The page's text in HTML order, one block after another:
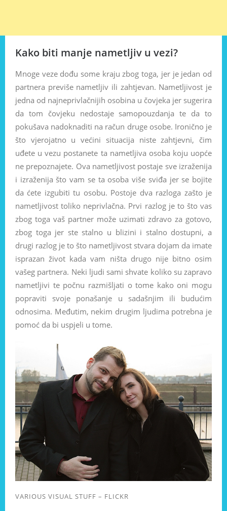
Kako biti manje nametljiv u vezi?
Mnoge veze dođu some kraju zbog toga, jer je jedan od
partnera previše nametljiv ili zahtjevan. Nametljivost je
jedna od najneprivlačnijih osobina u čovjeka jer sugerira
da tom čovjeku nedostaje samopouzdanja te da to
pokušava nadoknaditi na račun druge osobe. Ironično je
što vjerojatno u većini situacija niste zahtjevni, čim
uđete u vezu postanete ta nametljiva osoba koju uopće
ne prepoznajete. Ova nametljivost postaje sve izraženija
i izraženija što vam se ta osoba više sviđa jer se bojite
da ćete izgubiti tu osobu. Postoje dva razloga zašto je
nametljivost toliko neprivlačna. Prvi razlog je to što vas
zbog toga vaš partner može uzimati zdravo za gotovo,
zbog toga jer ste stalno u blizini i stalno dostupni, a
drugi razlog je to što nametljivost stvara dojam da imate
isprazan život kada vam ništa drugo nije bitno osim
vašeg partnera. Neki ljudi sami shvate koliko su zapravo
nametljivi te počnu razmišljati o tome kako oni mogu
popraviti svoje ponašanje u sadašnjim ili budućim
odnosima. Međutim, nekim drugim ljudima potrebna je
pomoć da bi uspjeli u tome.
VARIOUS VISUAL STUFF – FLICKR